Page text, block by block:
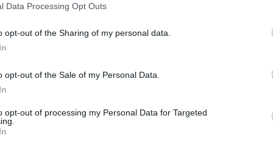
Data Processing Opt Outs
opt-out of the Sharing of my personal data.
opt-out of the Sale of my Personal Data.
opt-out of processing my Personal Data for Targeted
il racconto di quanto avvenuto in quegli
quale il professore di religione avrebbe cercato
dei bulli, però, avrebbe rifiutato dicendo che,
le ossa. Oltre che a scuola, le aggressioni
di ritorno a casa. Tanto da spingere una
incontrare i suoi aguzzini in giro. E a usare sui
per non essere riconosciuto e venire deriso